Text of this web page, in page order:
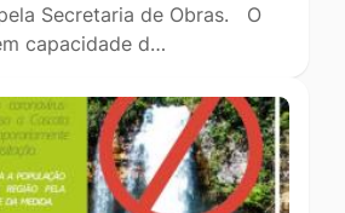
Secretaria de Obras. O
capacidade d…